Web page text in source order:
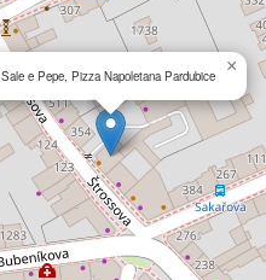
Sale e Pepe, Pizza Napoletana Pardubice ×